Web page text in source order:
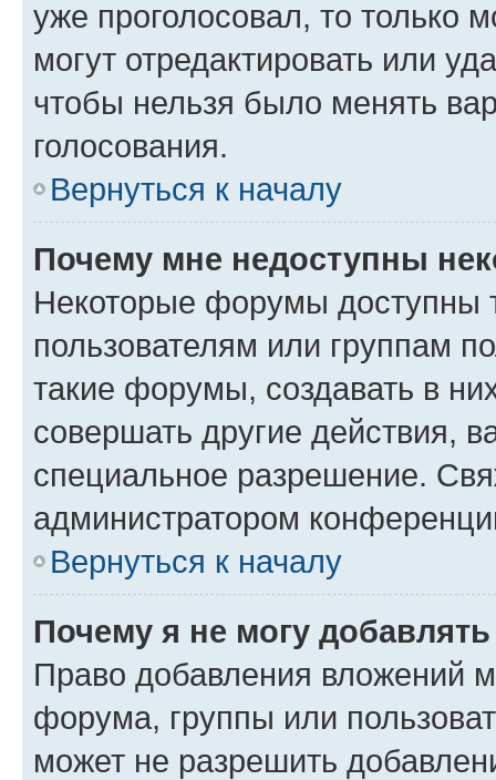
уже проголосовал, то только
могут отредактировать или
чтобы нельзя было менять
голосования.
Вернуться к началу
Почему мне недоступны
Некоторые форумы доступны
пользователям или группам
такие форумы, создавать в
совершать другие действия,
специальное разрешение.
администратором
Вернуться к началу
Почему я не могу
Право добавления вложений
форума, группы или
может не разрешить